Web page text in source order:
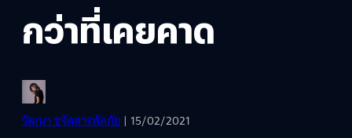
กว่าที่เคยคาด
วัฒนา ขจัดสารพัดภัย | 15/02/2021